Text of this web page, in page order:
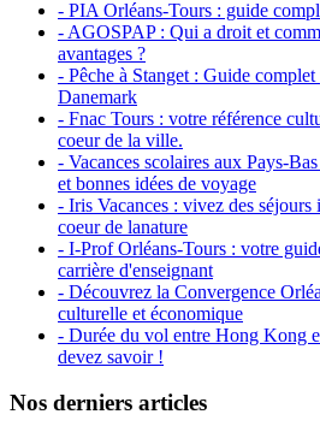
- PIA Orléans-Tours : guide
- AGOSPAP : Qui a droit et
avantages ?
- Pêche à Stanget : Guide
Danemark
- Fnac Tours : votre référence
coeur de la ville.
- Vacances scolaires aux Pays-
et bonnes idées de voyage
- Iris Vacances : vivez des
coeur de lanature
- I-Prof Orléans-Tours : votre
carrière d'enseignant
- Découvrez la Convergence
culturelle et économique
- Durée du vol entre Hong Kong
devez savoir !
Nos derniers articles